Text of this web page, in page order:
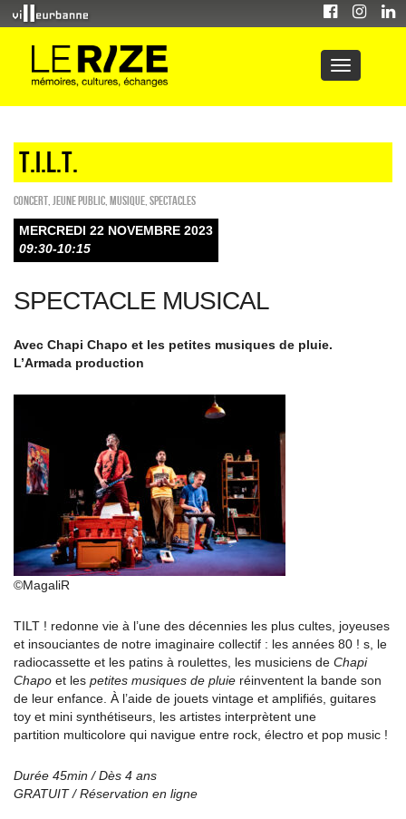
T.I.L.T.
Concert Jeune public Musique SPECTACLES
MERCREDI 22 NOVEMBRE 2023
09:30-10:15
SPECTACLE MUSICAL
Avec Chapi Chapo et les petites musiques de pluie.
L’Armada production
©MagaliR
TILT ! redonne vie à l’une des décennies les plus cultes, joyeuses
et insouciantes de notre imaginaire collectif : les années 80 ! s, le
radiocassette et les patins à roulettes, les musiciens de Chapi
Chapo et les petites musiques de pluie réinventent la bande son
de leur enfance. À l’aide de jouets vintage et amplifiés, guitares
toy et mini synthétiseurs, les artistes interprètent une
partition multicolore qui navigue entre rock, électro et pop music !
Durée 45min / Dès 4 ans
GRATUIT / Réservation en ligne